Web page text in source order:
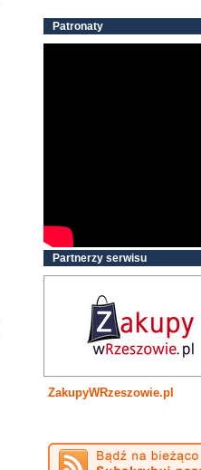
Patronaty
Partnerzy serwisu
ZakupyWRzeszowie.pl